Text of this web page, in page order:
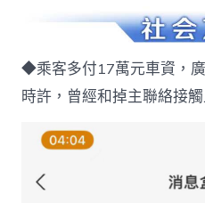
◆乘客多付17萬元車資，
時許，曾經和掉主聯絡接